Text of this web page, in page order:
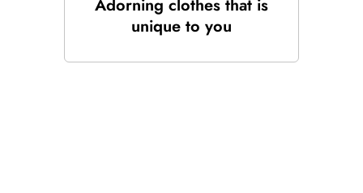
Adorning clothes that is
unique to you